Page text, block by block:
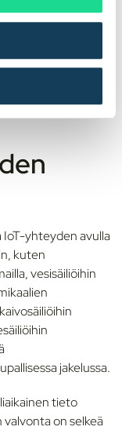
yhteyden avulla
kuten
vesisäiliöihin
jakelussa.
tieto
on selkeä